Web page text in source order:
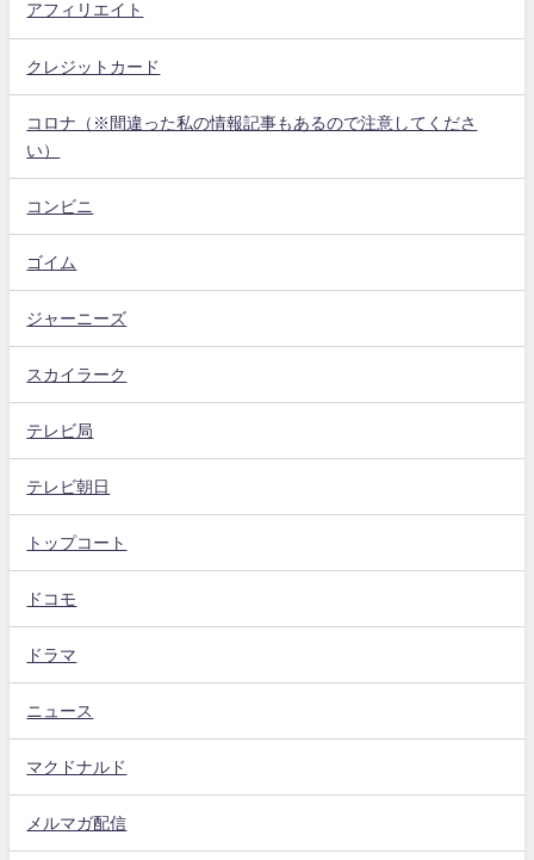
アフィリエイト
クレジットカード
コロナ（※間違った私の情報記事もあるので注意してくださ
い）
コンビニ
ゴイム
ジャーニーズ
スカイラーク
テレビ局
テレビ朝日
トップコート
ドコモ
ドラマ
ニュース
マクドナルド
メルマガ配信